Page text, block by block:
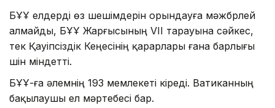
БҰҰ елдерді өз шешімдерін орындауға мәжбүрлей
алмайды, БҰҰ Жарғысының VII тарауына сәйкес,
тек Қауіпсіздік Кеңесінің қарарлары ғана барлығы
үшін міндетті.
БҰҰ-ға әлемнің 193 мемлекеті кіреді. Ватиканның
бақылаушы ел мәртебесі бар.